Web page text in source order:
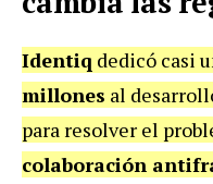
Identiq dedicó casi
millones al
para resolver el
colaboración